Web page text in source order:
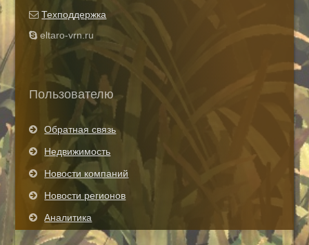
Техподдержка
eltaro-vrn.ru
Пользователю
Обратная связь
Недвижимость
Новости компаний
Новости регионов
Аналитика